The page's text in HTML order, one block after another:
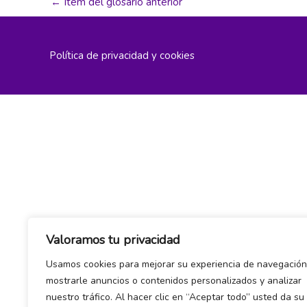
Valoramos tu privacidad
Usamos cookies para mejorar su experiencia de
mostrarle anuncios o contenidos personalizados y analizar
nuestro tráfico. Al hacer clic en “Aceptar todo” usted da su
Política de privacidad y cookies